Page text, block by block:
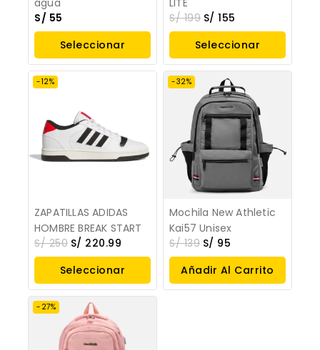
S/ 55
Seleccionar
Opciones
S/199 S/ 155
Seleccionar
Opciones
-12%
ZAPATILLAS ADIDAS
HOMBRE BREAK START
S/250 S/ 220.99
Seleccionar
Opciones
-32%
Mochila New Athletic
Kai57 Unisex
S/139 S/ 95
Añadir Al Carrito
-27%